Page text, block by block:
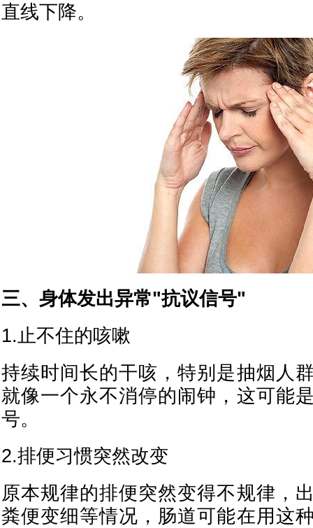
直线下降。
三、身体发出异常"抗议信号"
1.止不住的咳嗽
持续时间长的干咳，特别是抽烟人
就像一个永不消停的闹钟，这可能
号。
2.排便习惯突然改变
原本规律的排便突然变得不规律，
粪便变细等情况，肠道可能在用这